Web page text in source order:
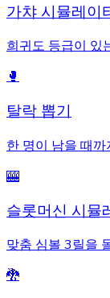
가챠 시뮬레이
희귀도 등급이 있
🥊
탈락 뽑기
한 명이 남을 때
🎰
슬롯머신 시뮬
맞춤 심볼 3릴을
🐉